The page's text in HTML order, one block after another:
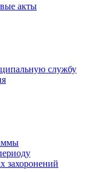
акты
службу
захоронений